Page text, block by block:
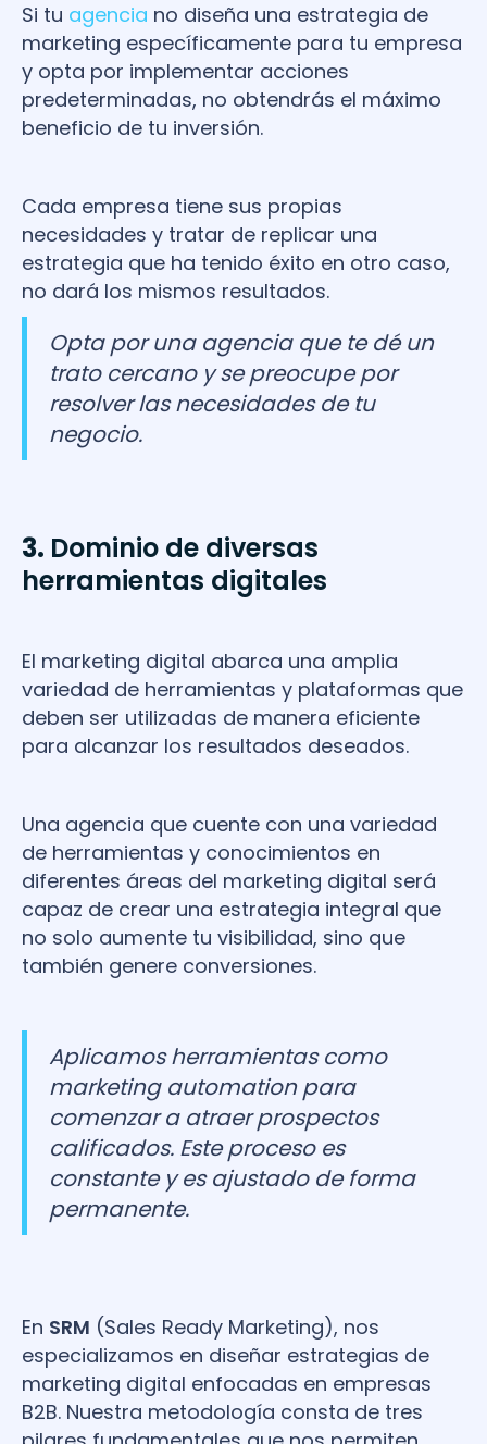
Si tu agencia no diseña una estrategia de
marketing específicamente para tu empresa
y opta por implementar acciones
predeterminadas, no obtendrás el máximo
beneficio de tu inversión.
Cada empresa tiene sus propias
necesidades y tratar de replicar una
estrategia que ha tenido éxito en otro caso,
no dará los mismos resultados.
Opta por una agencia que te dé un
trato cercano y se preocupe por
resolver las necesidades de tu
negocio.
3. Dominio de diversas
herramientas digitales
El marketing digital abarca una amplia
variedad de herramientas y plataformas que
deben ser utilizadas de manera eficiente
para alcanzar los resultados deseados.
Una agencia que cuente con una variedad
de herramientas y conocimientos en
diferentes áreas del marketing digital será
capaz de crear una estrategia integral que
no solo aumente tu visibilidad, sino que
también genere conversiones.
Aplicamos herramientas como
marketing automationpara
comenzar a atraer prospectos
calificados. Este proceso es
constante y es ajustado de forma
permanente.
En SRM (Sales Ready Marketing), nos
especializamos en diseñar estrategias de
marketing digital enfocadas en empresas
B2B. Nuestra metodología consta de tres